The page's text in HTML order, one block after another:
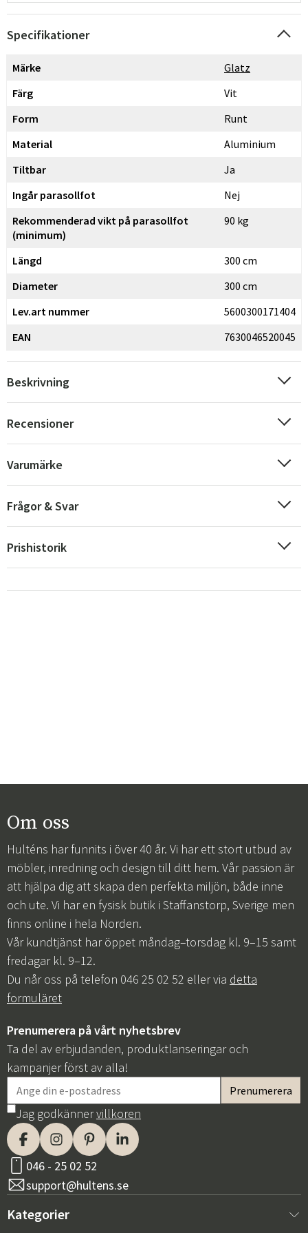
Specifikationer
Märke
Glatz
Färg
Vit
Form
Runt
Material
Aluminium
Tiltbar
Ja
Ingår parasollfot
Nej
Rekommenderad vikt på parasollfot
(minimum)
90 kg
Längd
300 cm
Diameter
300 cm
Lev.art nummer
5600300171404
EAN
7630046520045
Beskrivning
Recensioner
Varumärke
Frågor & Svar
Prishistorik
Om oss
Hulténs har funnits i över 40 år. Vi har ett stort utbud av
möbler, inredning och design till ditt hem. Vår passion är
att hjälpa dig att skapa den perfekta miljön, både inne
och ute. Vi har en fysisk butik i Staffanstorp, Sverige men
finns online i hela Norden.
Vår kundtjänst har öppet måndag–torsdag kl. 9–15 samt
fredagar kl. 9–12.
Du når oss på telefon 046 25 02 52 eller via detta
formuläret
Prenumerera på vårt nyhetsbrev
Ta del av erbjudanden, produktlanseringar och
kampanjer först av alla!
Jag godkännervillkoren
046 - 25 02 52
support@hultens.se
Kategorier